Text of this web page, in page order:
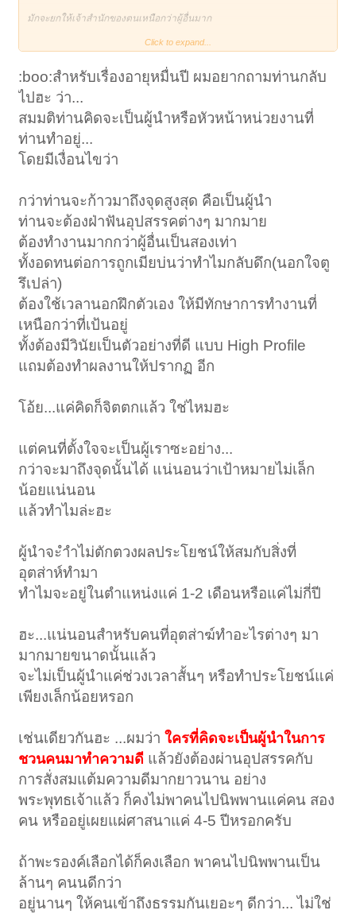
มักจะยกให้เจ้าสำนักของตนเหนือกว่าผู้อื่นมาก
แม้แต่เรื่องของอายุซึ่งทำไมช่างต่างกันมาก ในระหว่างพระพุทธเจ้าทั้งห้า
ทุกพระองค์คนมักจะมีอายุในระดับ หมื่นปี
แต่พอมาถึงยุค พระสมณโคดมจึงต่ำต้อยนักเหลือเพียง ไม่เกินร้อยปี
แม้ผมจะเคยได้ยินว่ามนุษย์ต่างดาวมีอายุ 800 ปี ก็ยังพอฟัง
แต่ระดับหมื่นปี ผมยังไม่อยากฝังใจเชื่อ ตามหลัก กาลามสูตร
เกิน 100 ปี
แล้วพระพุทธเจ้า อีก 4 ท่านมีความเห็นอย่างไรจึงเลือกเกิดในยุคมนุษย์ที่
มีอายุหมื่นปี
หรือเกือบแสนปี
Click to expand...
:boo:สำหรับเรื่องอายุหมื่นปี ผมอยากถามท่านกลับ
ไปฮะ ว่า...
สมมติท่านคิดจะเป็นผู้นำหรือหัวหน้าหน่วยงานที่
ท่านทำอยู่...
โดยมีเงื่อนไขว่า
กว่าท่านจะก้าวมาถึงจุดสูงสุด คือเป็นผู้นำ
ท่านจะต้องฝ่าฟันอุปสรรคต่างๆ มากมาย
ต้องทำงานมากกว่าผู้อื่นเป็นสองเท่า
ทั้งอดทนต่อการถูกเมียบ่นว่าทำไมกลับดึก(นอกใจตู
รึเปล่า)
ต้องใช้เวลานอกฝึกตัวเอง ให้มีทักษาการทำงานที่
เหนือกว่าที่เป้นอยู่
ทั้งต้องมีวินัยเป็นตัวอย่างที่ดี แบบ High Profile
แถมต้องทำผลงานให้ปรากฏ อีก
โอ้ย...แค่คิดก็จิตตกแล้ว ใช่ไหมฮะ
แต่คนที่ตั้งใจจะเป็นผู้เราซะอย่าง...
กว่าจะมาถึงจุดนั้นได้ แน่นอนว่าเป้าหมายไม่เล็ก
น้อยแน่นอน
แล้วทำไมล่ะฮะ
ผู้นำจะำำไม่ตักตวงผลประโยชน์ให้สมกับสิ่งที่
อุตส่าห์ทำมา
ทำไมจะอยู่ในตำแหน่งแค่ 1-2 เดือนหรือแค่ไม่กี่ปี
ฮะ...แน่นอนสำหรับคนที่อุตส่าฆ์ทำอะไรต่างๆ มา
มากมายขนาดนั้นแล้ว
จะไม่เป็นผู้นำแค่ช่วงเวลาสั้นๆ หรือทำประโยชน์แค่
เพียงเล็กน้อยหรอก
เช่นเดียวกันฮะ ...ผมว่าใครที่คิดจะเป็นผู้นำในการ
ชวนคนมาทำความดี แล้วยังต้องผ่านอุปสรรคกับ
การสั่งสมแต้มความดีมากยาวนาน อย่าง
พระพุทธเจ้าแล้ว ก็คงไม่พาคนไปนิพพานแค่คน สอง
คน หรืออยู่เผยแผ่ศาสนาแค่ 4-5 ปีหรอกครับ
ถ้าพะรองค์เลือกได้ก็คงเลือก พาคนไปนิพพานเป็น
ล้านๆ คนนดีกว่า
อยู่นานๆ ให้คนเข้าถึงธรรมกันเยอะๆ ดีกว่า... ไม่ใช่